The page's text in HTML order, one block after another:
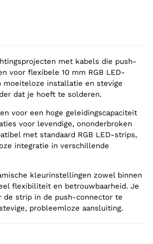
met kabels die push-
voor flexibele 10 mm RGB LED-
moeiteloze installatie en stevige
dat je hoeft te solderen.
voor een hoge geleidingscapaciteit
voor levendige, ononderbroken
met standaard RGB LED-strips,
integratie in verschillende
kleurinstellingen zowel binnen
flexibiliteit en betrouwbaarheid. Je
de strip in de push-connector te
probleemloze aansluiting.